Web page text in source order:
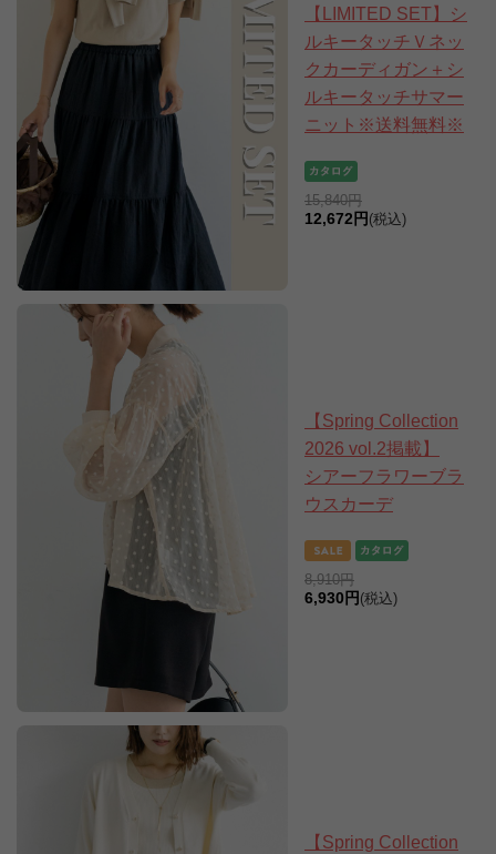
【LIMITED SET】シ
ルキータッチＶネッ
クカーディガン＋シ
ルキータッチサマー
ニット※送料無料※
15,840円
12,672円 (税込)
【Spring Collection
2026 vol.2掲載】
シアーフラワーブラ
ウスカーデ
8,910円
6,930円 (税込)
【Spring Collection